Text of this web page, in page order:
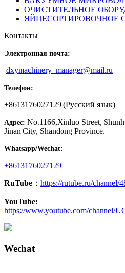
ОЧИСТИТЕЛЬНОЕ
ЯЙЦЕСОРТИРОВОЧНОЕ
Контакты
Электронная почта:
dxymachinery_manager@mail.ru
Телефон:
+8613176027129 (Русский язык)
Адрес: No.1166,Xinluo Street,
Jinan City, Shandong Province.
Whatsapp/Wechat:
+8613176027129
RuTube ： https://rutube.ru/channel/
YouTube:
https://www.youtube.com/channel/
Wechat